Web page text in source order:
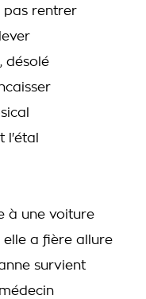
pas rentrer
désolé
l'étal
à une voiture
elle a fière allure
survient